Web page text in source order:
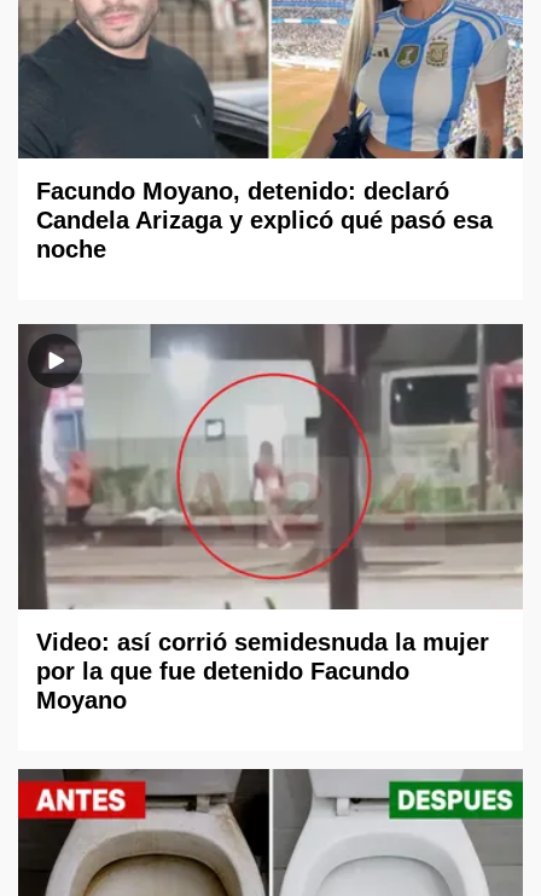
Facundo Moyano, detenido: declaró
Candela Arizaga y explicó qué pasó esa
noche
Video: así corrió semidesnuda la mujer
por la que fue detenido Facundo
Moyano